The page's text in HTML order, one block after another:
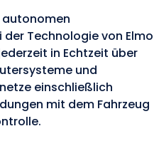
autonomen
Technologie von Elmo
in Echtzeit über
und
einschließlich
mit dem Fahrzeug